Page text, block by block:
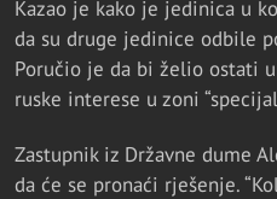
Kazao je kako je jedinica u
da su druge jedinice odbile
Poručio je da bi želio ostati
ruske interese u zoni
Zastupnik iz Državne dume
da će se pronaći rješenje.